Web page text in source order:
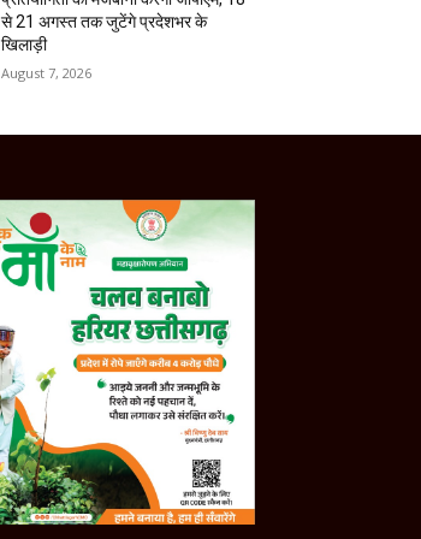
से 21 अगस्त तक जुटेंगे प्रदेशभर के
खिलाड़ी
August 7, 2026